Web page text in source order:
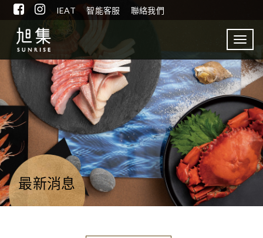
IEAT 智能客服 聯絡我們
最新消息